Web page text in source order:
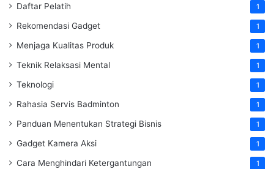
Daftar Pelatih 1
Rekomendasi Gadget 1
Menjaga Kualitas Produk 1
Teknik Relaksasi Mental 1
Teknologi 1
Rahasia Servis Badminton 1
Panduan Menentukan Strategi Bisnis 1
Gadget Kamera Aksi 1
Cara Menghindari Ketergantungan 1